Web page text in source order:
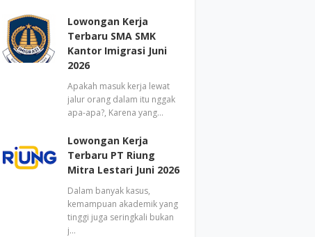
Lowongan Kerja
Terbaru SMA SMK
Kantor Imigrasi Juni
2026
Apakah masuk kerja lewat
jalur orang dalam itu nggak
apa-apa?, Karena yang…
Lowongan Kerja
Terbaru PT Riung
Mitra Lestari Juni 2026
Dalam banyak kasus,
kemampuan akademik yang
tinggi juga seringkali bukan
j…